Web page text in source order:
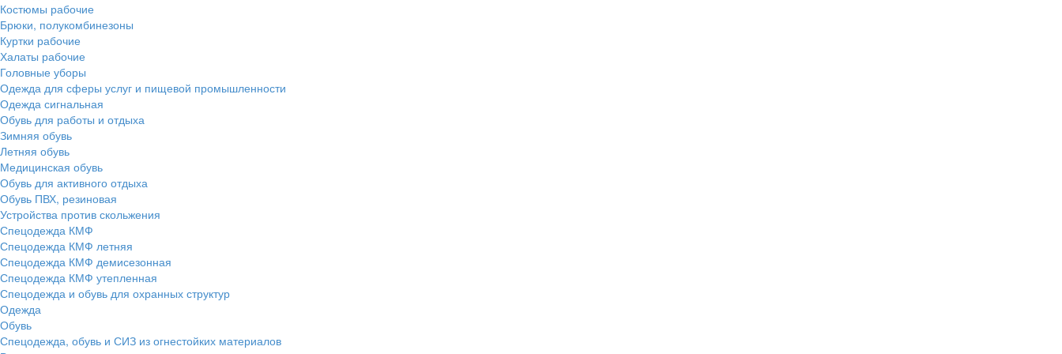
Костюмы рабочие
Брюки, полукомбинезоны
Куртки рабочие
Халаты рабочие
Головные уборы
Одежда для сферы услуг и пищевой промышленности
Одежда сигнальная
Обувь для работы и отдыха
Зимняя обувь
Летняя обувь
Медицинская обувь
Обувь для активного отдыха
Обувь ПВХ, резиновая
Устройства против скольжения
Спецодежда КМФ
Спецодежда КМФ летняя
Спецодежда КМФ демисезонная
Спецодежда КМФ утепленная
Спецодежда и обувь для охранных структур
Одежда
Обувь
Спецодежда, обувь и СИЗ из огнестойких материалов